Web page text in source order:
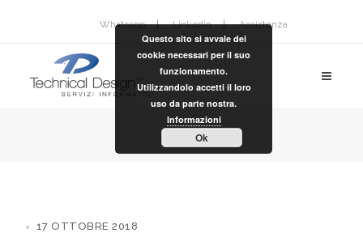
Whatsapp Linkedin Assistenza
17 OTTOBRE 2018
Questo sito si avvale dei
cookie necessari per il suo
funzionamento.
Utilizzandolo accetti il loro
uso da parte nostra.
Informazioni
Ok